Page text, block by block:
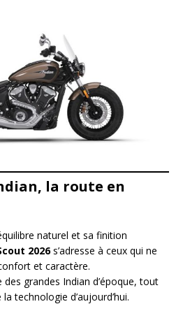
la route en
naturel et sa finition
2026s’adresse à ceux qui ne
et caractère.
grandes Indian d’époque, tout
technologie d’aujourd’hui.